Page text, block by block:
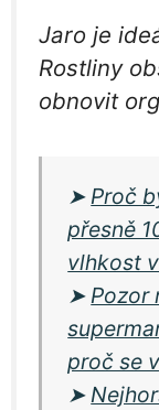
Jaro je
Rostliny
obnovit
➤Proč
přesně
vlhkost
➤Pozor
proč se
➤